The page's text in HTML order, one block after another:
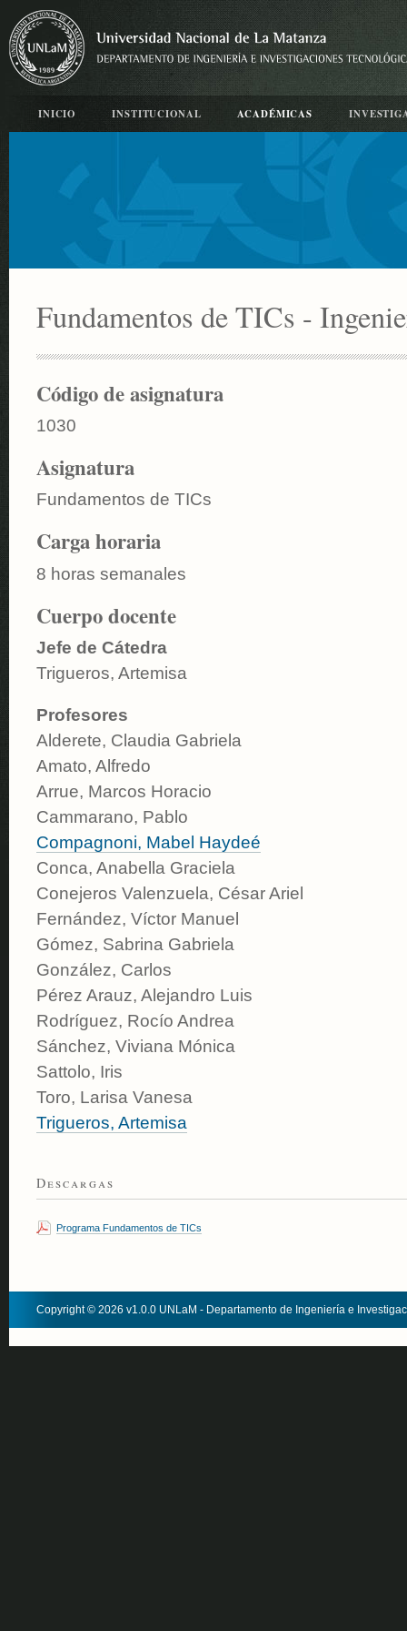
INICIO INSTITUCIONAL ACADÉMICAS
Fundamentos de TICs -
Código de asignatura
1030
Asignatura
Fundamentos de TICs
Carga horaria
8 horas semanales
Cuerpo docente
Jefe de Cátedra
Trigueros, Artemisa
Profesores
Alderete, Claudia Gabriela
Amato, Alfredo
Arrue, Marcos Horacio
Cammarano, Pablo
Compagnoni, Mabel Haydeé
Conca, Anabella Graciela
Conejeros Valenzuela, César Ariel
Fernández, Víctor Manuel
Gómez, Sabrina Gabriela
González, Carlos
Pérez Arauz, Alejandro Luis
Rodríguez, Rocío Andrea
Sánchez, Viviana Mónica
Sattolo, Iris
Toro, Larisa Vanesa
Trigueros, Artemisa
Descargas
Programa Fundamentos de TICs
Copyright © 2026 v1.0.0 UNLaM - Departamento de Ingeniería e